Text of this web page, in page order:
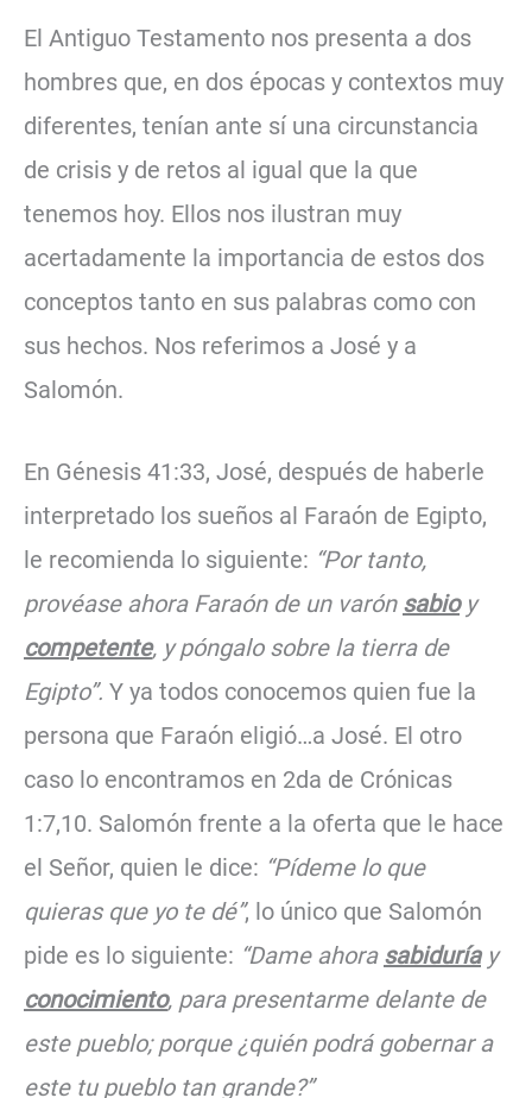
El Antiguo Testamento nos presenta a dos
hombres que, en dos épocas y contextos muy
diferentes, tenían ante sí una circunstancia
de crisis y de retos al igual que la que
tenemos hoy. Ellos nos ilustran muy
acertadamente la importancia de estos dos
conceptos tanto en sus palabras como con
sus hechos. Nos referimos a José y a
Salomón.
En Génesis 41:33, José, después de haberle
interpretado los sueños al Faraón de Egipto,
le recomienda lo siguiente: “Por tanto,
provéase ahora Faraón de un varón sabioy
competente, y póngalo sobre la tierra de
Egipto”. Y ya todos conocemos quien fue la
persona que Faraón eligió…a José. El otro
caso lo encontramos en 2da de Crónicas
1:7,10. Salomón frente a la oferta que le hace
el Señor, quien le dice: “Pídeme lo que
quieras que yo te dé”, lo único que Salomón
pide es lo siguiente: “Dame ahora sabiduríay
conocimiento, para presentarme delante de
este pueblo; porque ¿quién podrá gobernar a
este tu pueblo tan grande?”